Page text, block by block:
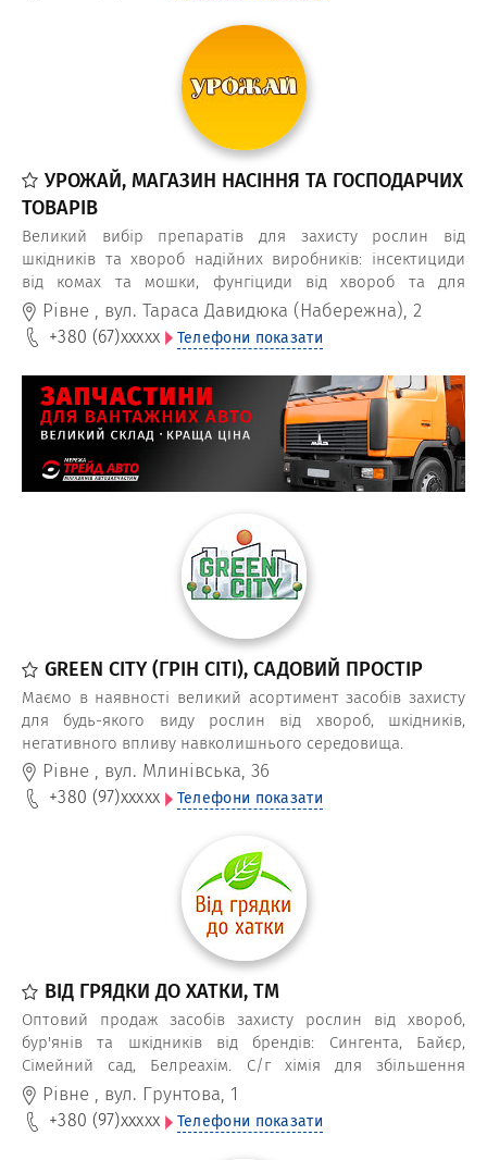
УРОЖАЙ, МАГАЗИН НАСІННЯ ТА ГОСПОДАРЧИХ
ТОВАРІВ
Великий вибір препаратів для захисту рослин від
шкідників та хвороб надійних виробників: інсектициди
від комах та мошки, фунгіциди від хвороб та для
профілактики, гербіциди проти бур'янів, протруйники
для передпосівної обробки, прилипачі та ад'юванти;
засоби від мишей, щурів, кротів та інших дрібрих гризунів
тощо
Рівне , вул. Тараса Давидюка (Набережна), 2
+380 (67)xxxxx Телефони показати
GREEN CITY (ГРІН СІТІ), САДОВИЙ ПРОСТІР
Маємо в наявності великий асортимент засобів захисту
для будь-якого виду рослин від хвороб, шкідників,
негативного впливу навколишнього середовища.
Рівне , вул. Млинівська, 36
+380 (97)xxxxx Телефони показати
ВІД ГРЯДКИ ДО ХАТКИ, ТМ
Оптовий продаж засобів захисту рослин від хвороб,
бур'янів та шкідників від брендів: Сингента, Байєр,
Сімейний сад, Белреахім. С/г хімія для збільшення
врожайності, стимулювання росту, укорінення рослин
(укорінювачі).
Рівне , вул. Грунтова, 1
+380 (97)xxxxx Телефони показати